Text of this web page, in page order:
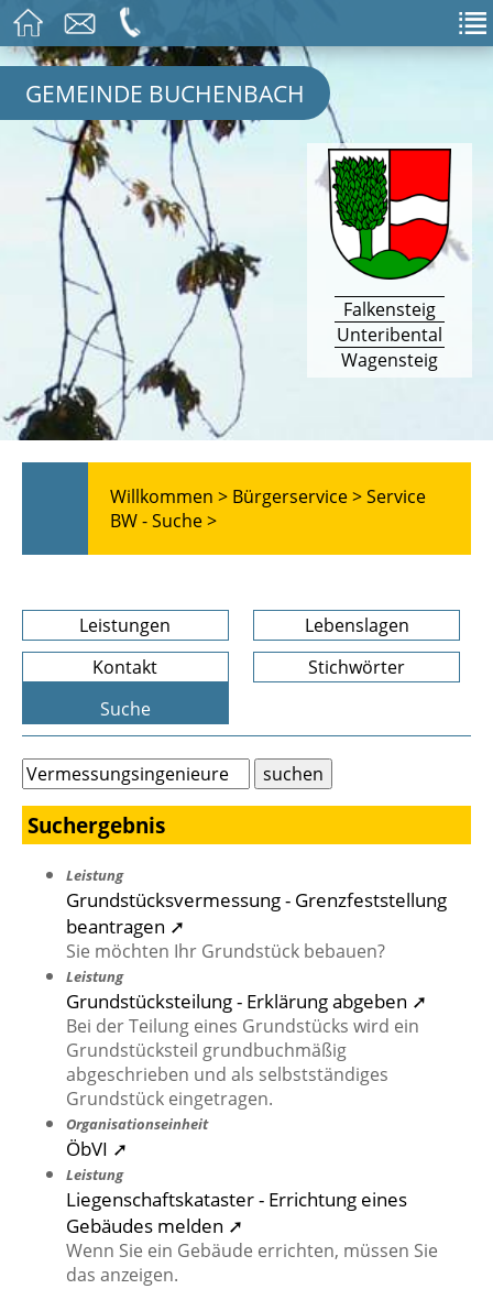
GEMEINDE BUCHENBACH
Falkensteig
Unteribental
Wagensteig
Willkommen > Bürgerservice >Service
BW - Suche >
Leistungen
Lebenslagen
Kontakt
Stichwörter
Suche
Suchergebnis
Leistung
Grundstücksvermessung - Grenzfeststellung
beantragen ➚
Sie möchten Ihr Grundstück bebauen?
Leistung
Grundstücksteilung - Erklärung abgeben ➚
Bei der Teilung eines Grundstücks wird ein
Grundstücksteil grundbuchmäßig
abgeschrieben und als selbstständiges
Grundstück eingetragen.
Organisationseinheit
ÖbVI ➚
Leistung
Liegenschaftskataster - Errichtung eines
Gebäudes melden ➚
Wenn Sie ein Gebäude errichten, müssen Sie
das anzeigen.